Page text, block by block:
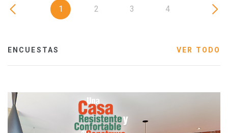
1 2 3 4
ENCUESTAS VER TODO